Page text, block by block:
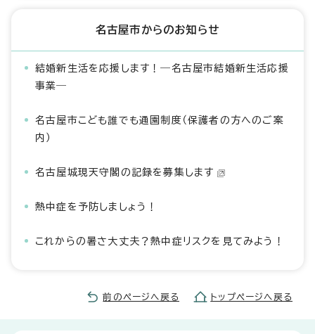
名古屋市からのお知らせ
結婚新生活を応援します！―名古屋市結婚新生活応援
事業―
名古屋市こども誰でも通園制度（保護者の方へのご案
内）
名古屋城現天守閣の記録を募集します
熱中症を予防しましょう！
これからの暑さ大丈夫？熱中症リスクを見てみよう！
前のページへ戻る トップページへ戻る